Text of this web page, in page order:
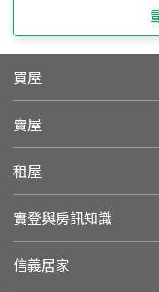
買屋
賣屋
租屋
實登與房訊知識
信義居家